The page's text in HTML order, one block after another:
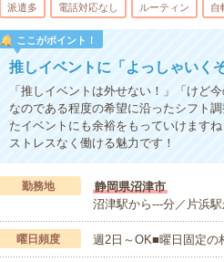
派遣多 電話対応なし ルーティン 自
ここがポイント！
推しイベントに「よっしゃいく
「推しイベントは外せない！」「けど
なのである程度の希望に沿ったシフト
たイベントにも余裕をもっていけます
ストレスなく働ける魅力です！
勤務地
静岡県沼津市
沼津駅から---分／片浜
曜日頻度 週2日～OK■曜日固定の